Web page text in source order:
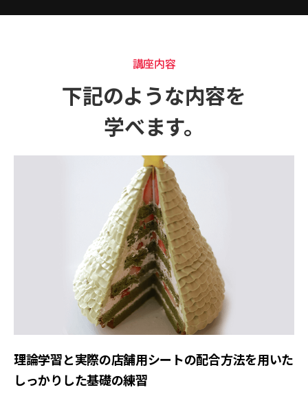
講座内容
下記のような内容を
学べます。
理論学習と実際の店舗用シートの配合方法を用いた
しっかりした基礎の練習